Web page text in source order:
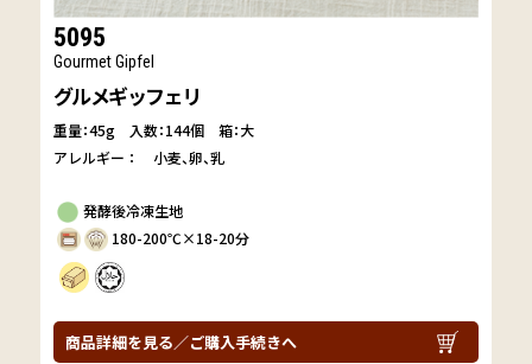
5095
Gourmet Gipfel
グルメギッフェリ
重量：45g
入数：144個 箱：大
アレルギー：
小麦 卵 乳
発酵後冷凍生地
180-200℃×18-20分
商品詳細を見る／ご購入手続きへ